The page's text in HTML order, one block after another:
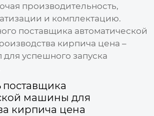
производительность,
и комплектацию.
поставщика автоматической
кирпича цена –
для успешного запуска
поставщика
машины для
кирпича цена